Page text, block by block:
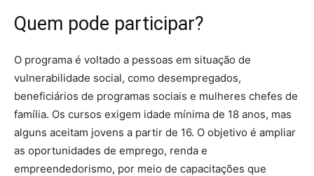
Quem pode participar?
O programa é voltado a pessoas em situação de
vulnerabilidade social, como desempregados,
beneficiários de programas sociais e mulheres chefes de
família. Os cursos exigem idade mínima de 18 anos, mas
alguns aceitam jovens a partir de 16. O objetivo é ampliar
as oportunidades de emprego, renda e
empreendedorismo, por meio de capacitações que